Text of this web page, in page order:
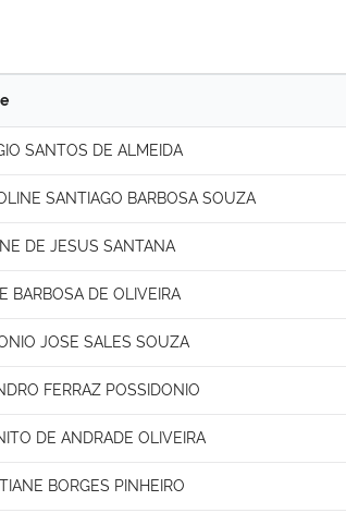
SANTOS DE ALMEIDA
SANTIAGO BARBOSA SOUZA
DE JESUS SANTANA
BARBOSA DE OLIVEIRA
JOSE SALES SOUZA
FERRAZ POSSIDONIO
DE ANDRADE OLIVEIRA
BORGES PINHEIRO